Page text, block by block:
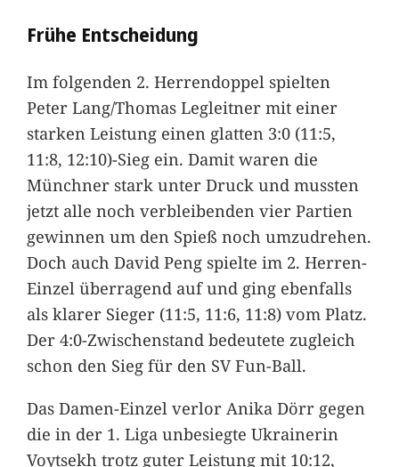
Frühe Entscheidung
Im folgenden 2. Herrendoppel spielten
Peter Lang/Thomas Legleitner mit einer
starken Leistung einen glatten 3:0 (11:5,
11:8, 12:10)-Sieg ein. Damit waren die
Münchner stark unter Druck und mussten
jetzt alle noch verbleibenden vier Partien
gewinnen um den Spieß noch umzudrehen.
Doch auch David Peng spielte im 2. Herren-
Einzel überragend auf und ging ebenfalls
als klarer Sieger (11:5, 11:6, 11:8) vom Platz.
Der 4:0-Zwischenstand bedeutete zugleich
schon den Sieg für den SV Fun-Ball.
Das Damen-Einzel verlor Anika Dörr gegen
die in der 1. Liga unbesiegte Ukrainerin
Voytsekh trotz guter Leistung mit 10:12,